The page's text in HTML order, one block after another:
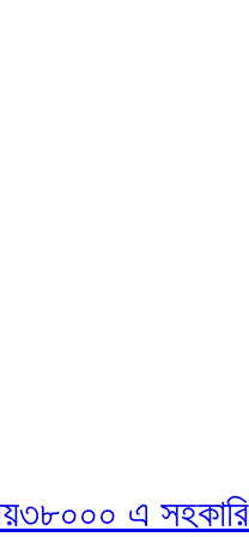
এ সহকারি